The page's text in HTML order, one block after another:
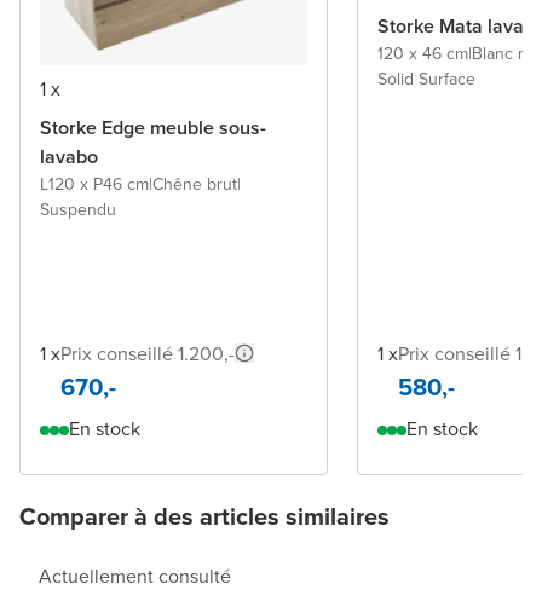
1 x
Storke Edge meuble sous-
lavabo
L120 x P46 cm|Chêne brut|
Suspendu
1 xPrix conseillé 1.200,-
670,-
En stock
Storke Mata
120 x 46 cm|Blanc
Solid Surface
1 xPrix conseillé
580,-
En stock
Comparer à des articles similaires
Actuellement consulté